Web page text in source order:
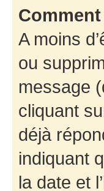
A moins
ou
message
cliquant
déjà
indiquant
la date et